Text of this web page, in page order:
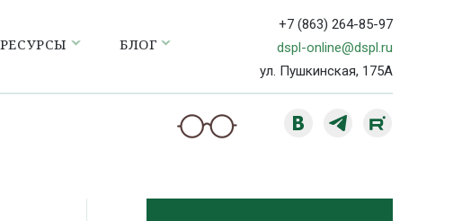
РЕСУРСЫ БЛОГ
+7 (863) 264-85-97
dspl-online@dspl.ru
ул. Пушкинская, 175А